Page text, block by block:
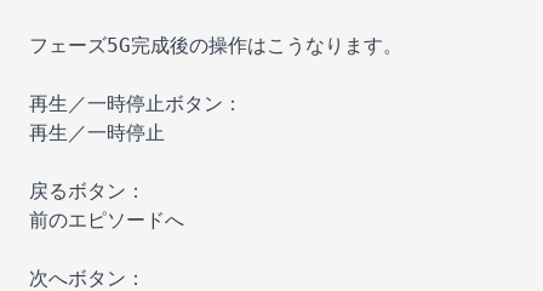
フェーズ5G完成後の操作はこうなります。
再生／一時停止ボタン：
再生／一時停止
戻るボタン：
前のエピソードへ
次へボタン：